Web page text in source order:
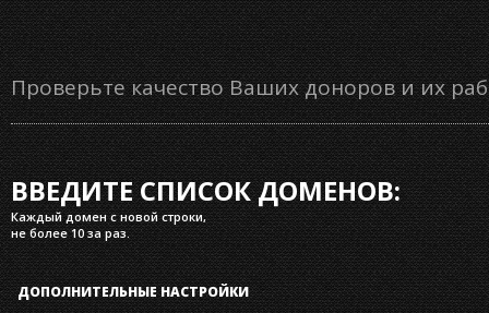
Проверьте качество Ваших доноров и их
ВВЕДИТЕ СПИСОК ДОМЕНОВ:
Каждый домен с новой строки,
не более 10 за раз.
ДОПОЛНИТЕЛЬНЫЕ НАСТРОЙКИ